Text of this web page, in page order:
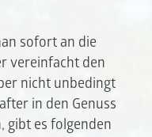
sofort an die
vereinfacht den
nicht unbedingt
in den Genuss
gibt es folgenden